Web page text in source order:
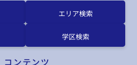
エリア検索
学区検索
コンテンツ